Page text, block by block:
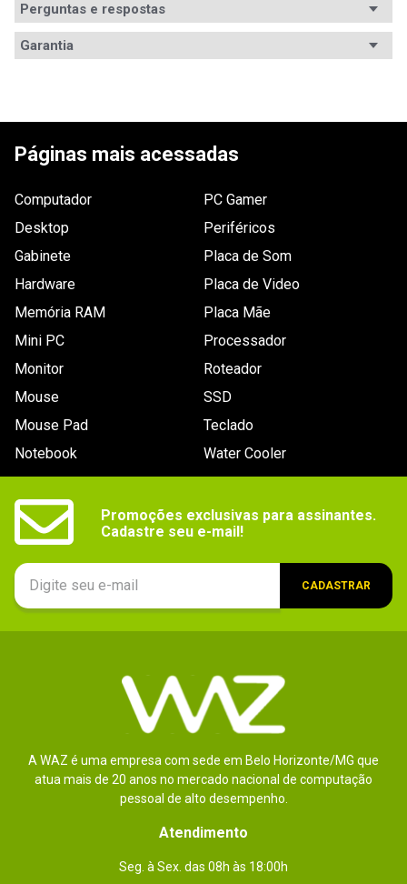
Avaliações
ESCREVER AVALIAÇÃO
Perguntas e respostas
Garantia
Páginas mais acessadas
Computador
Desktop
Gabinete
Hardware
Memória RAM
Mini PC
Monitor
Mouse
Mouse Pad
Notebook
PC Gamer
Periféricos
Placa de Som
Placa de Video
Placa Mãe
Processador
Roteador
SSD
Teclado
Water Cooler
Promoções exclusivas para assinantes.
Cadastre seu e-mail!
CADASTRAR
A WAZ é uma empresa com sede em Belo Horizonte/MG que
atua mais de 20 anos no mercado nacional de computação
pessoal de alto desempenho.
Atendimento
Seg. à Sex. das 08h às 18:00h